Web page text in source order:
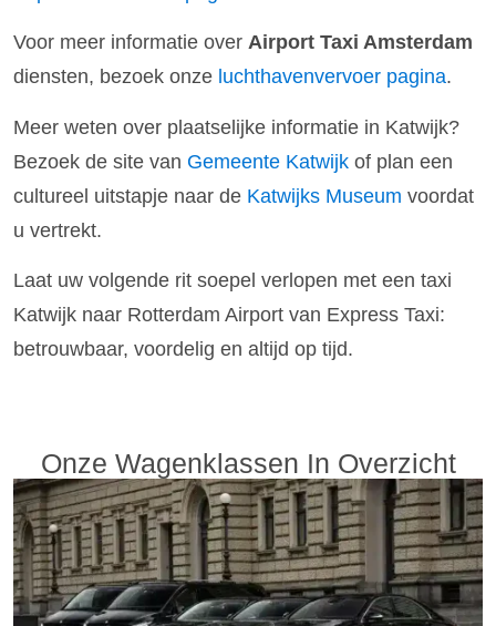
Voor meer informatie over Airport Taxi Amsterdam
diensten, bezoek onze luchthavenvervoer pagina.
Meer weten over plaatselijke informatie in Katwijk?
Bezoek de site van Gemeente Katwijk of plan een
cultureel uitstapje naar de Katwijks Museum voordat
u vertrekt.
Laat uw volgende rit soepel verlopen met een taxi
Katwijk naar Rotterdam Airport van Express Taxi:
betrouwbaar, voordelig en altijd op tijd.
Onze Wagenklassen In Overzicht